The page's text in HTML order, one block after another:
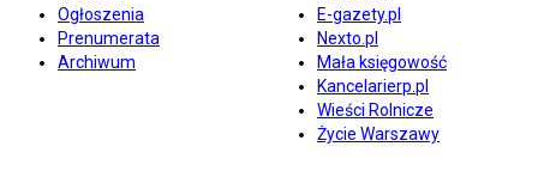
Ogłoszenia
Prenumerata
Archiwum
E-gazety.pl
Nexto.pl
Mała księgowość
Kancelarierp.pl
Wieści Rolnicze
Życie Warszawy